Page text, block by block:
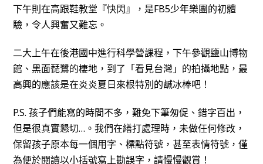
下午則在高跟鞋教堂『快閃』，是FB5少年樂團的初體
驗，令人興奮又難忘。
二大上午在後港國中進行科學營課程，下午參觀鹽山博物
館、黑面琵鷺的棲地，到了「看見台灣」的拍攝地點，最
高興的應該是在炎炎夏日來根特別的鹹冰棒吧！
P.S. 孩子們能寫的時間不多，難免下筆匆促、錯字百出，
但是很真實懇切…。我們在繕打處理時，未做任何修改，
保留孩子原本每一個用字、標點符號，甚至表情符號，僅
為便於閱讀以小括號寫上勘誤字，請慢慢觀賞！